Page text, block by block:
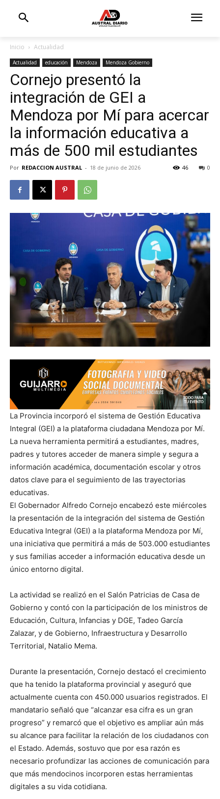
Inicio Actualidad
Actualidad educación Mendoza Mendoza Gobierno
Cornejo presentó la
integración de GEI a
Mendoza por Mí para acercar
la información educativa a
más de 500 mil estudiantes
Por REDACCION AUSTRAL - 18 de junio de 2026 0
46
La Provincia incorporó el sistema de Gestión Educativa
Integral (GEI) a la plataforma ciudadana Mendoza por Mí.
La nueva herramienta permitirá a estudiantes, madres,
padres y tutores acceder de manera simple y segura a
información académica, documentación escolar y otros
datos clave para el seguimiento de las trayectorias
educativas.
El Gobernador Alfredo Cornejo encabezó este miércoles
la presentación de la integración del sistema de Gestión
Educativa Integral (GEI) a la plataforma Mendoza por Mí,
una iniciativa que permitirá a más de 503.000 estudiantes
y sus familias acceder a información educativa desde un
único entorno digital.
La actividad se realizó en el Salón Patricias de Casa de
Gobierno y contó con la participación de los ministros de
Educación, Cultura, Infancias y DGE, Tadeo García
Zalazar, y de Gobierno, Infraestructura y Desarrollo
Territorial, Natalio Mema.
Durante la presentación, Cornejo destacó el crecimiento
que ha tenido la plataforma provincial y aseguró que
actualmente cuenta con 450.000 usuarios registrados. El
mandatario señaló que “alcanzar esa cifra es un gran
progreso” y remarcó que el objetivo es ampliar aún más
su alcance para facilitar la relación de los ciudadanos con
el Estado. Además, sostuvo que por esa razón es
necesario profundizar las acciones de comunicación para
que más mendocinos incorporen estas herramientas
digitales a su vida cotidiana.